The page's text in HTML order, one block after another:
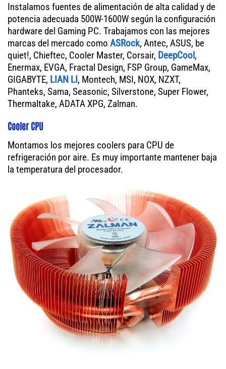
Instalamos fuentes de alimentación de alta calidad y de
potencia adecuada 500W-1600W según la configuración
hardware del Gaming PC. Trabajamos con las mejores
marcas del mercado como ASRock, Antec, ASUS, be
quiet!, Chieftec, Cooler Master, Corsair, DeepCool,
Enermax, EVGA, Fractal Design, FSP Group, GameMax,
GIGABYTE, LIAN LI, Montech, MSI, NOX, NZXT,
Phanteks, Sama, Seasonic, Silverstone, Super Flower,
Thermaltake, ADATA XPG, Zalman.
Cooler CPU
Montamos los mejores coolers para CPU de
refrigeración por aire. Es muy importante mantener baja
la temperatura del procesador.